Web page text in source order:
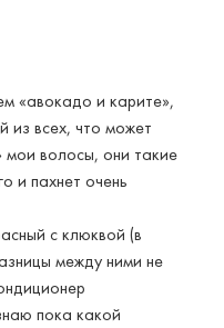
«авокадо и карите»,
из всех, что может
мои волосы, они такие
и пахнет очень
с клюквой (в
между ними не
пока какой